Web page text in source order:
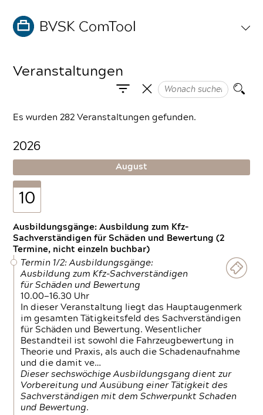
Veranstaltungen
Es wurden 282 Veranstaltungen gefunden.
2026
August
10
Ausbildungsgänge: Ausbildung zum Kfz-
Sachverständigen für Schäden und Bewertung (2
Termine, nicht einzeln buchbar)
Termin 1/2: Ausbildungsgänge:
Ausbildung zum Kfz-Sachverständigen
für Schäden und Bewertung
10.00—16.30 Uhr
In dieser Veranstaltung liegt das Hauptaugenmerk
im gesamten Tätigkeitsfeld des Sachverständigen
für Schäden und Bewertung. Wesentlicher
Bestandteil ist sowohl die Fahrzeugbewertung in
Theorie und Praxis, als auch die Schadenaufnahme
und die damit ve…
Dieser sechswöchige Ausbildungsgang dient zur
Vorbereitung und Ausübung einer Tätigkeit des
Sachverständigen mit dem Schwerpunkt Schaden
und Bewertung.